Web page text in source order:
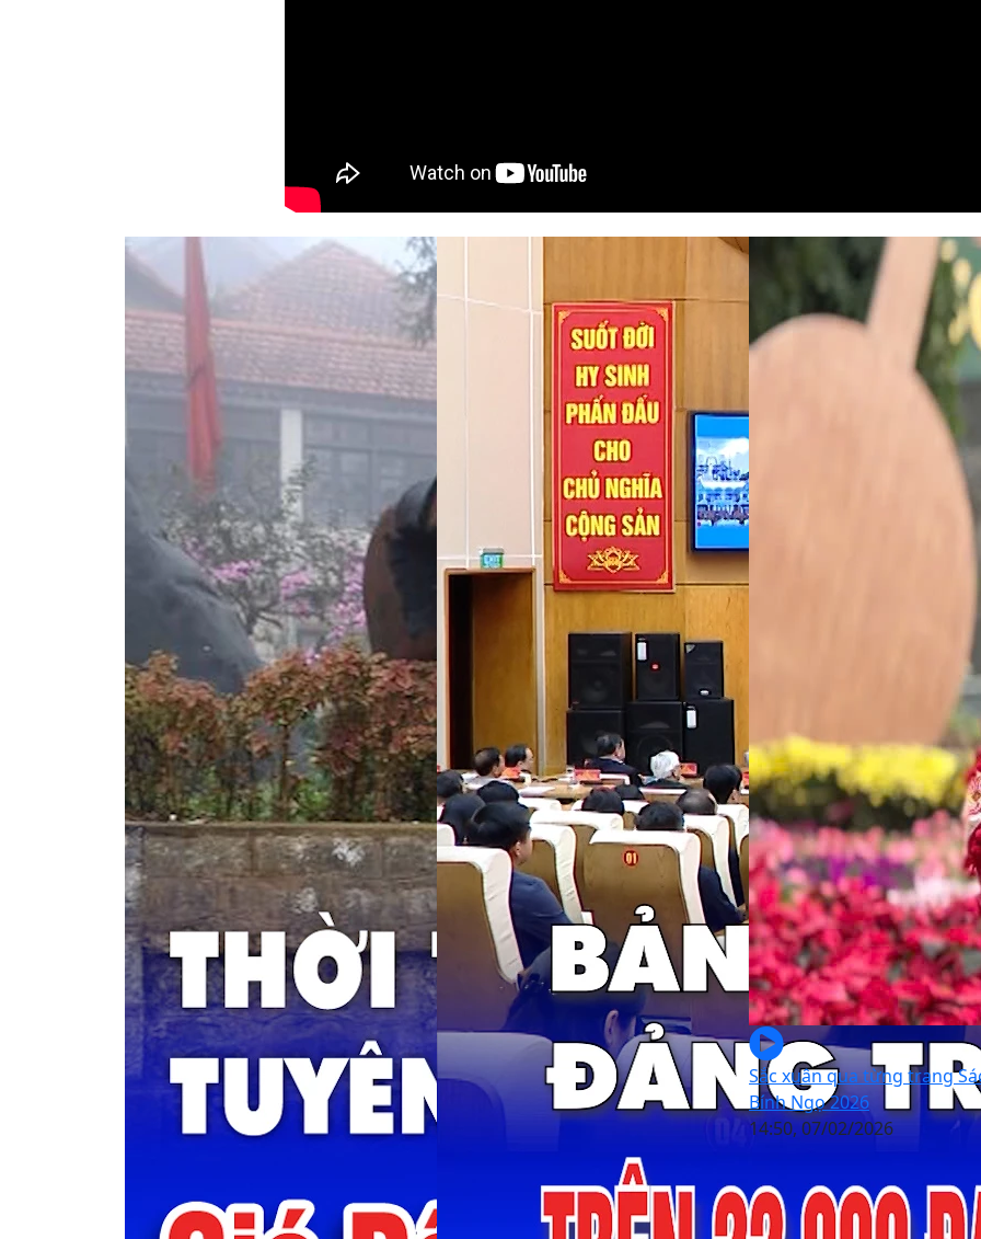
Sắc xuân qua từng trang
Bính Ngọ 2026
14:50, 07/02/2026